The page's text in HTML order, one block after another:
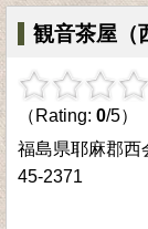
観音茶屋（
（Rating: 0/5）
福島県耶麻郡西
45-2371